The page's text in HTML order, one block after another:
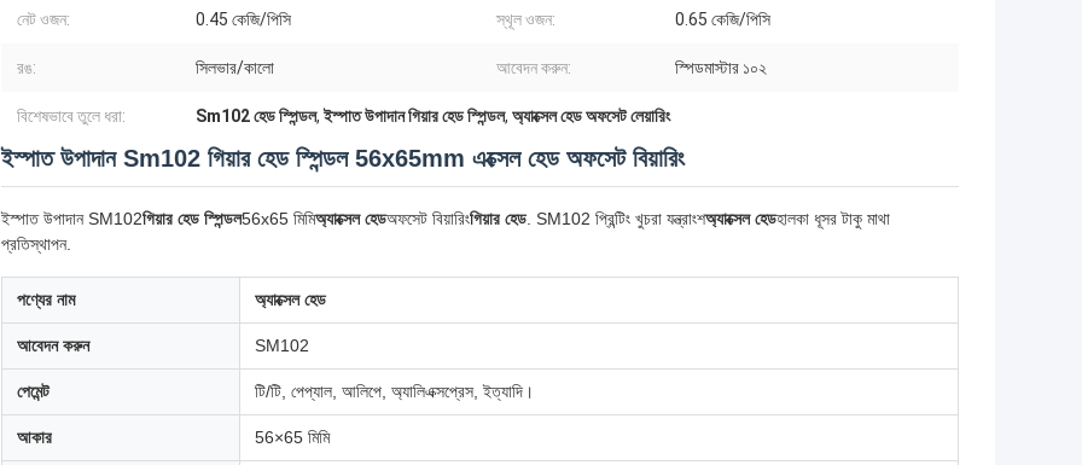
নেট ওজন: 0.45 কেজি/পিসি স্থূল ওজন: 0.65 কেজি/পিসি
রঙ: সিলভার/কালো আবেদন করুন: স্পিডমাস্টার ১০২
বিশেষভাবে তুলে ধরা: Sm102 হেড স্পিন্ডল,ইস্পাত উপাদান গিয়ার হেড স্পিন্ডল, অ্যাক্সেল হেড অফসেট লেয়ারিং
ইস্পাত উপাদান Sm102 গিয়ার হেড স্পিন্ডল 56x65mm এক্সেল হেড অফসেট বিয়ারিং
ইস্পাত উপাদান SM102গিয়ার হেড স্পিন্ডল56x65 মিমিঅ্যাক্সেল হেডঅফসেট বিয়ারিংগিয়ার হেড. SM102 প্রিন্টিং খুচরা যন্ত্রাংশঅ্যাক্সেল হেডহালকা ধূসর টাকু মাথা
প্রতিস্থাপন.
পণ্যের নাম অ্যাক্সেল হেড
আবেদন করুন SM102
পেমেন্ট টি/টি, পেপ্যাল, আলিপে, অ্যালিএক্সপ্রেস, ইত্যাদি।
আকার 56×65 মিমি